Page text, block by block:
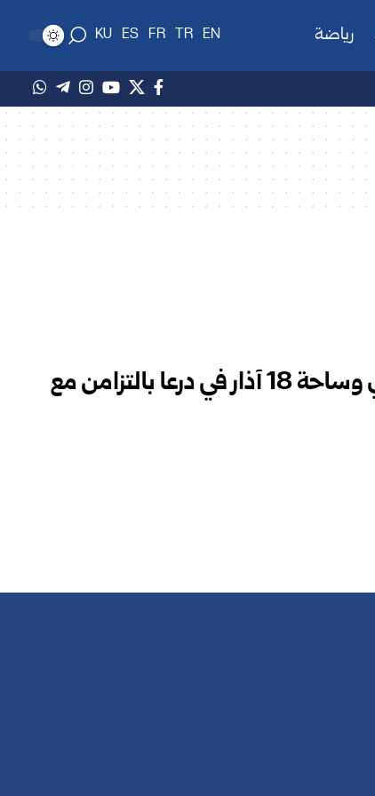
رياضة EN
TR
FR
ES
KU
حملة لتنظيف المسجد العمري وساحة 18 آذار في درعا بالتزامن مع